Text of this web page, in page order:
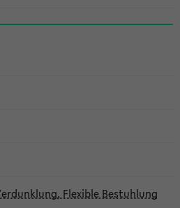
Flexible Bestuhlung